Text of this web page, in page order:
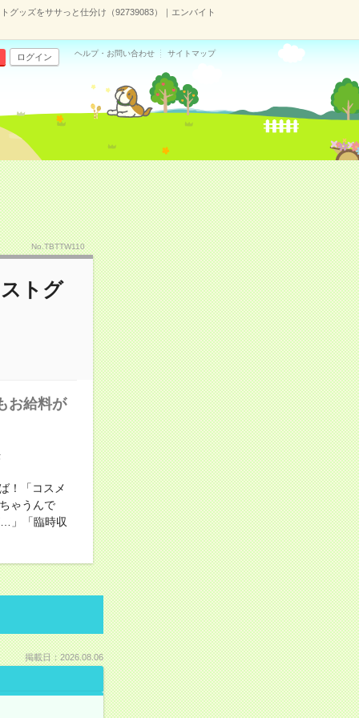
グッズをササっと仕分け（92739083）｜エンバイト
ログイン ヘルプ・お問い合わせ サイトマップ
No.TBTTW110
トグ
お給料が
！「コスメ
ゃうんで
」「臨時収
掲載日：2026.08.06